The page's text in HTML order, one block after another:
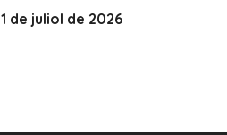
de juliol de 2026